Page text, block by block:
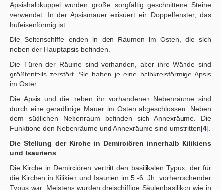
Apsishalbkuppel wurden große sorgfältig geschnittene Steine
verwendet. In der Apsismauer exisüert ein Doppelfenster, das
hufeisenförmig ist.
Die Seitenschiffe enden in den Räumen im Osten, die sich
neben der Hauptapsis befinden.
Die Türen der Räume sind vorhanden, aber ihre Wände sind
größtenteils zerstört. Sie haben je eine halbkreisförmige Apsis
im Osten.
Die Apsis und die neben ihr vorhandenen Nebenräume sind
durch eine geradlinige Mauer im Osten abgeschlossen. Neben
dem südlichen Nebenraum befinden sich Annexräume. Die
Funktione den Nebenräume und Annexräume sind umstritten[4].
Die Stellung der Kirche in Demirciören innerhalb Kilikiens
und Isauriens
Die Kirche in Demirciören vertritt den basilikalen Typus, der für
die Kirchen in Kilikien und Isaurien im 5.-6. Jh. vorherrschender
Typus war. Meistens wurden dreischiffige Säulenbasilikcn wie in